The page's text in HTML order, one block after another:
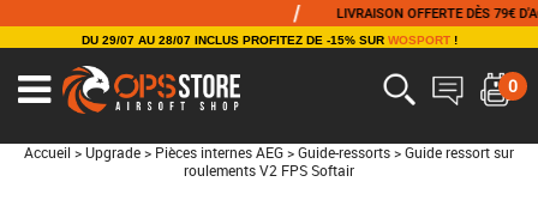
LIVRAISON OFFERTE DÈS 79€
DU 29/07 AU 28/07 INCLUS PROFITEZ DE -15% SUR WOSPORT!
0
Accueil > Upgrade > Pièces internes AEG > Guide-ressorts > Guide ressort sur
roulements V2 FPS Softair